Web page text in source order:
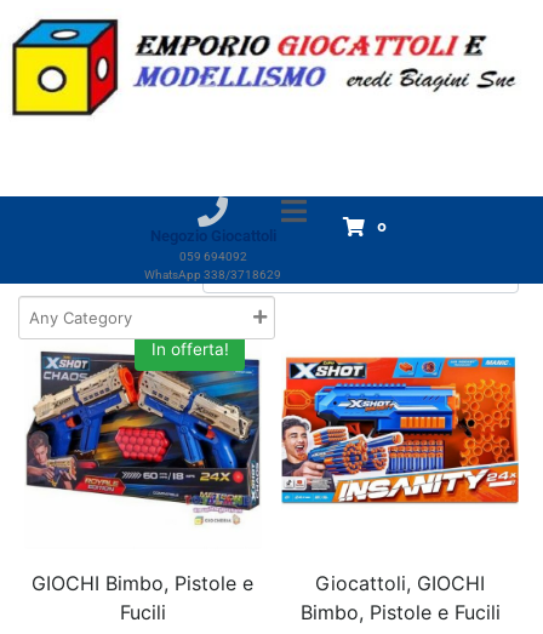
Negozio Giocattoli
059 694092
WhatsApp 338/3718629
0
Home Prodotti Giocattoli
GIOCHI Bimbo
Pistole e Fucili
Visualizzazione di 1-18 di 21 risultati
In offerta!
GIOCHI Bimbo, Pistole e
Fucili
Giocattoli, GIOCHI
Bimbo, Pistole e Fucili